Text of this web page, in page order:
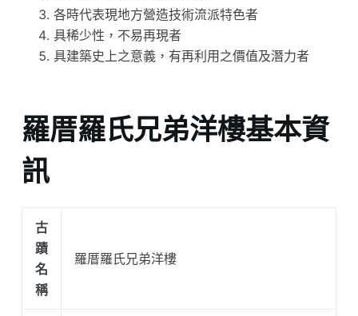
各時代表現地方營造技術流派特色者
具稀少性，不易再現者
具建築史上之意義，有再利用之價值及潛力者
羅厝羅氏兄弟洋樓基本資
訊
古
蹟
名
稱
羅厝羅氏兄弟洋樓